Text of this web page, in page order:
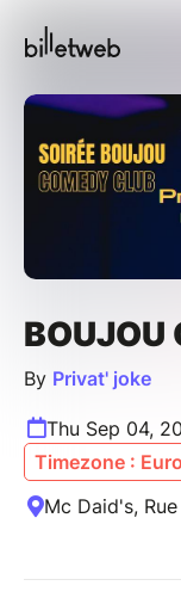
BOUJOU
By Privat' joke
Thu Sep 04,
Timezone :
Mc Daid's,